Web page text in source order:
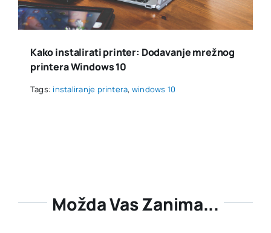
Kako instalirati printer: Dodavanje mrežnog
printera Windows 10
Tags: instaliranje printera, windows 10
Možda Vas Zanima...